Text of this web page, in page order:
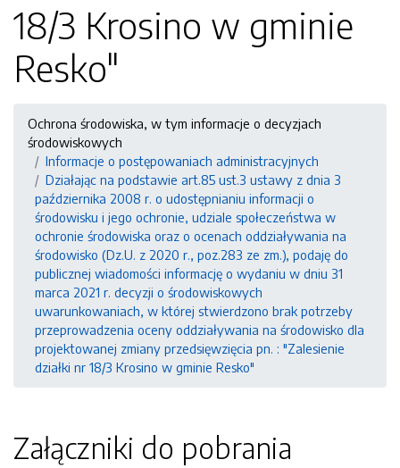
18/3 Krosino w gminie
Resko"
Ochrona środowiska, w tym informacje o decyzjach
środowiskowych
Informacje o postępowaniach administracyjnych
Działając na podstawie art.85 ust.3 ustawy z dnia 3
października 2008 r. o udostępnianiu informacji o
środowisku i jego ochronie, udziale społeczeństwa w
ochronie środowiska oraz o ocenach oddziaływania na
środowisko (Dz.U. z 2020 r., poz.283 ze zm.), podaję do
publicznej wiadomości informację o wydaniu w dniu 31
marca 2021 r. decyzji o środowiskowych
uwarunkowaniach, w której stwierdzono brak potrzeby
przeprowadzenia oceny oddziaływania na środowisko dla
projektowanej zmiany przedsięwzięcia pn. : "Zalesienie
działki nr 18/3 Krosino w gminie Resko"
Załączniki do pobrania